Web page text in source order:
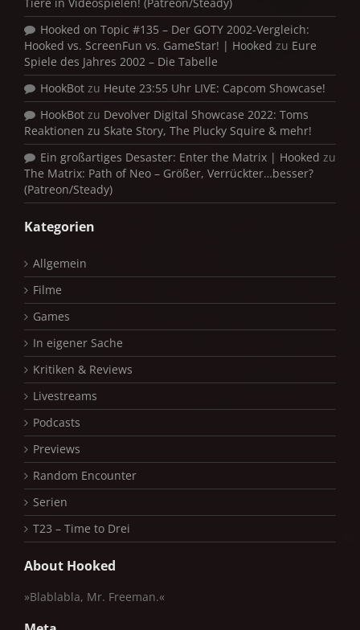
Hooked on Topic #135 – Der GOTY 2002-Vergleich:
Hooked vs. ScreenFun vs. GameStar! | Hooked zu Eure
Spiele des Jahres 2002 – Die Tabelle
HookBot zu Heute 23:55 Uhr LIVE: Capcom Showcase!
HookBot zu Devolver Digital Showcase 2022: Toms
Reaktionen zu Skate Story, The Plucky Squire & mehr!
Ein großartiges Desaster: Enter the Matrix | Hooked zu
The Matrix: Path of Neo – Größer, Verrückter…besser?
(Patreon/Steady)
Kategorien
Allgemein
Filme
Games
In eigener Sache
Kritiken & Reviews
Livestreams
Podcasts
Previews
Random Encounter
Serien
T23 – Time to Drei
About Hooked
»Blablabla, Mr. Freeman.«